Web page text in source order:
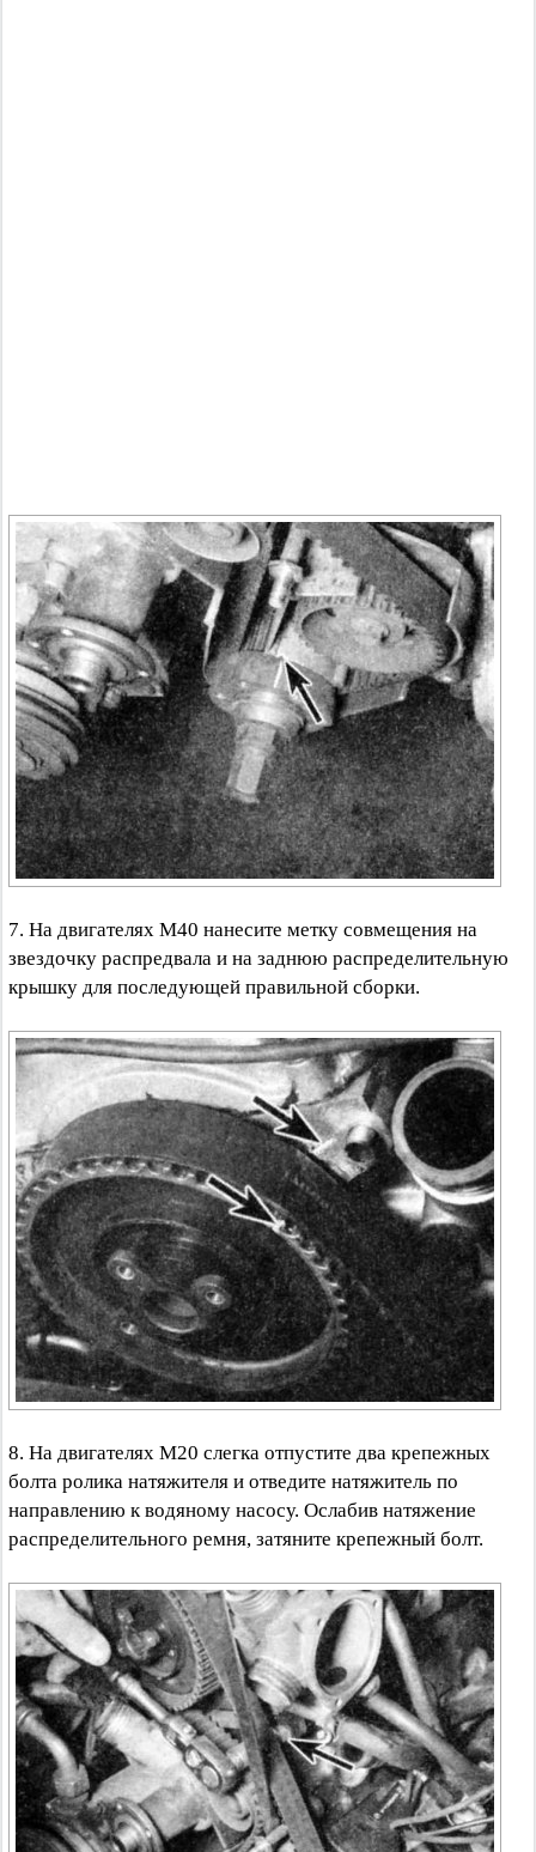
7. На двигателях М40 нанесите метку совмещения на
звездочку распредвала и на заднюю распределительную
крышку для последующей правильной сборки.
8. На двигателях М20 слегка отпустите два крепежных
болта ролика натяжителя и отведите натяжитель по
направлению к водяному насосу. Ослабив натяжение
распределительного ремня, затяните крепежный болт.